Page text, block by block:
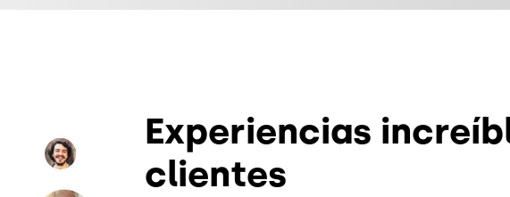
Experiencias
clientes